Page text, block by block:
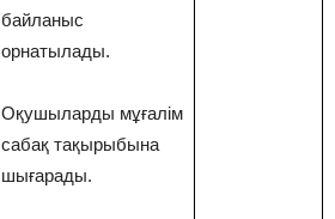
байланыс
орнатылады.
Оқушыларды мұғалім
сабақ тақырыбына
шығарады.